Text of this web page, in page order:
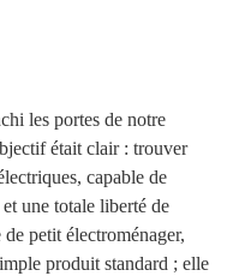
les portes de notre
était clair : trouver
capable de
une totale liberté de
petit électroménager,
produit standard ; elle